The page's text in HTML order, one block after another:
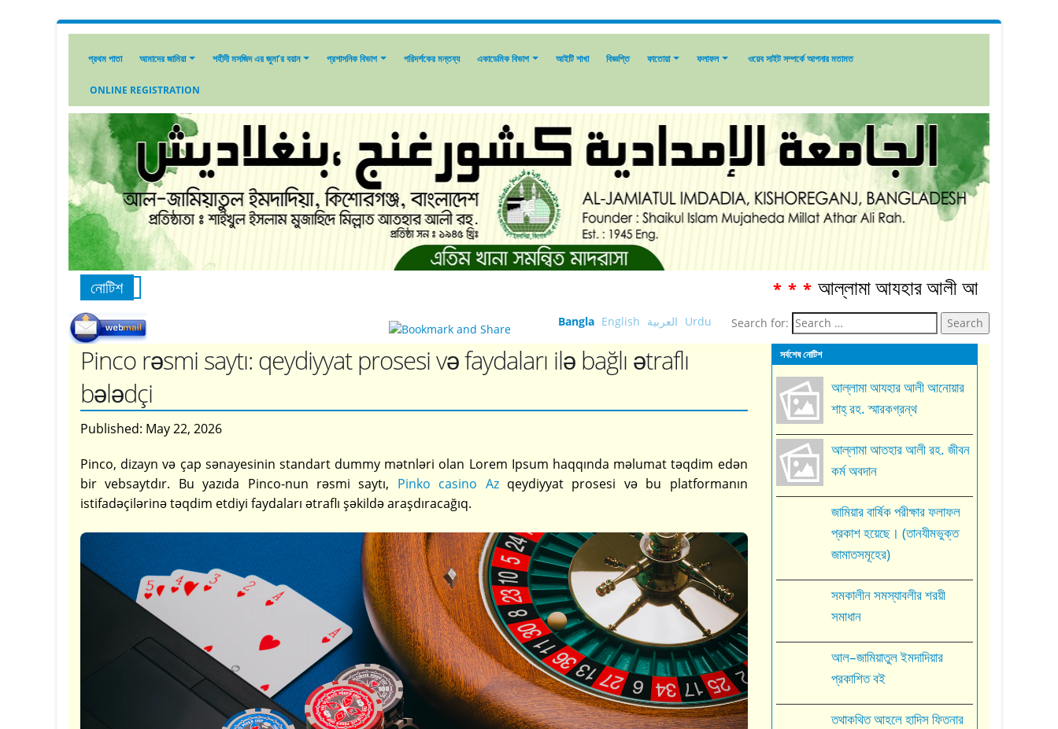
প্রথম পাতা আমাদের জামিয়া শহীদী মসজিদ এর জুমা’র বয়ান প্রশাসনিক বিভাগ পরিদর্শকের মন্তব্য একাডেমিক বিভাগ আইটি শাখা বিজ্ঞপ্তি ফাতোয়া ফলাফল ওয়েব সাইট সম্পর্কে আপনার মতামত
ONLINE REGISTRATION
নোটিশ আল্লামা আযহার আলী আনোয়ার শাহ্‌ রহ.
Search for:
Bangla English العربية Urdu
Pinco rəsmi saytı: qeydiyyat prosesi və faydaları ilə bağlı ətraflı
bələdçi
Published: May 22, 2026
Pinco, dizayn və çap sənayesinin standart dummy mətnləri olan Lorem Ipsum haqqında məlumat təqdim edən
bir vebsaytdır. Bu yazıda Pinco-nun rəsmi saytı, Pinko casino Azqeydiyyat prosesi və bu platformanın
istifadəçilərinə təqdim etdiyi faydaları ətraflı şəkildə araşdıracağıq.
সর্বশেষ নোটিশ
আল্লামা আযহার আলী আনোয়ার
শাহ্‌ রহ. স্মারকগ্রন্থ
আল্লামা আতহার আলী রহ. জীবন
কর্ম অবদান
জামিয়ার বার্ষিক পরীক্ষার ফলাফল
প্রকাশ হয়েছে। (তানযীমভুক্ত
জামাতসমূহের)
সমকালীন সমস্যাবলীর শরয়ী
সমাধান
আল–জামিয়াতুল ইমদাদিয়ার
প্রকাশিত বই
তথাকথিত আহলে হাদিস ফিতনার